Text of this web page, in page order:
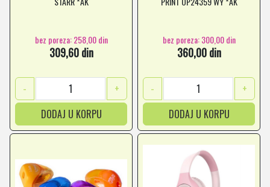
bez poreza: 258,00 din
309,60 din
-
+
DODAJ U KORPU
bez poreza: 300,00 din
360,00 din
-
+
DODAJ U KORPU